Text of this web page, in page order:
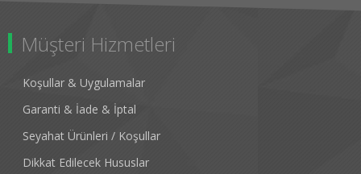
Müşteri Hizmetleri
Koşullar & Uygulamalar
Garanti & İade & İptal
Seyahat Ürünleri / Koşullar
Dikkat Edilecek Hususlar